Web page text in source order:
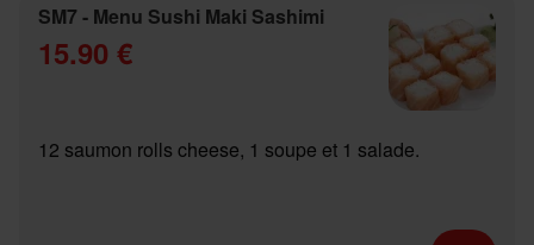
SM7 - Menu Sushi Maki Sashimi
15.90 €
12 saumon rolls cheese, 1 soupe et 1 salade.